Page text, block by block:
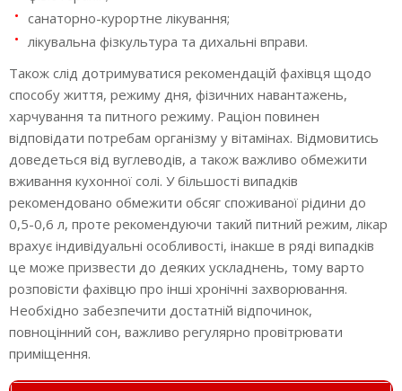
санаторно-курортне лікування;
лікувальна фізкультура та дихальні вправи.
Також слід дотримуватися рекомендацій фахівця щодо
способу життя, режиму дня, фізичних навантажень,
харчування та питного режиму. Раціон повинен
відповідати потребам організму у вітамінах. Відмовитись
доведеться від вуглеводів, а також важливо обмежити
вживання кухонної солі. У більшості випадків
рекомендовано обмежити обсяг споживаної рідини до
0,5-0,6 л, проте рекомендуючи такий питний режим, лікар
врахує індивідуальні особливості, інакше в ряді випадків
це може призвести до деяких ускладнень, тому варто
розповісти фахівцю про інші хронічні захворювання.
Необхідно забезпечити достатній відпочинок,
повноцінний сон, важливо регулярно провітрювати
приміщення.